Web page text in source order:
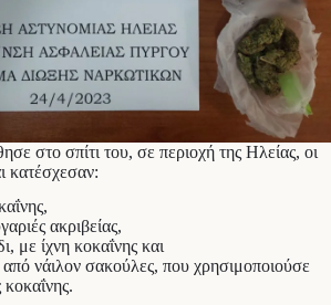
στο σπίτι του, σε περιοχή της Ηλείας, οι
κατέσχεσαν:
ακριβείας,
ίχνη κοκαΐνης και
νάιλον σακούλες, που χρησιμοποιούσε